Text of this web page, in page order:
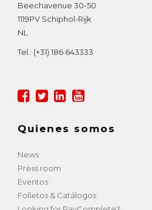
Beechavenue 30-50
1119PV Schiphol-Rijk
NL
Tel.: (+31) 186 643333
Quienes somos
News
Press room
Eventos
Folletos & Catálogos